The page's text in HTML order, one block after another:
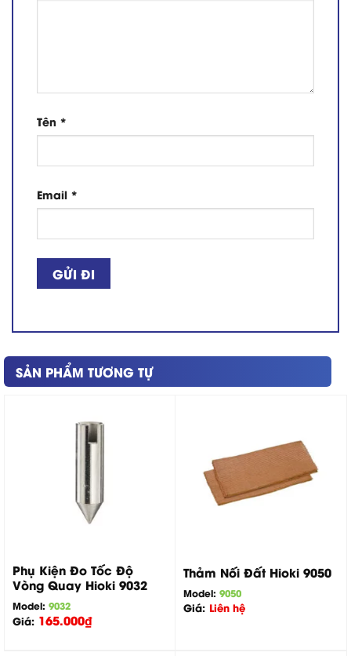
Tên *
Email *
SẢN PHẨM TƯƠNG TỰ
Phụ Kiện Đo Tốc Độ
Vòng Quay Hioki 9032
Model: 9032
Giá: 165.000₫
Thảm Nối Đất Hioki 9050
Model: 9050
Giá: Liên hệ